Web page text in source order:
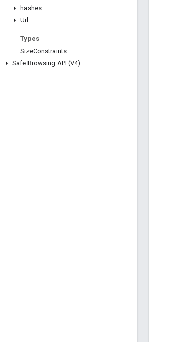
hashes
Url
Types
SizeConstraints
Safe Browsing API (V4)